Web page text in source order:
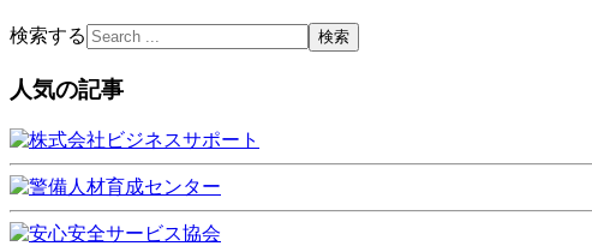
検索する
人気の記事